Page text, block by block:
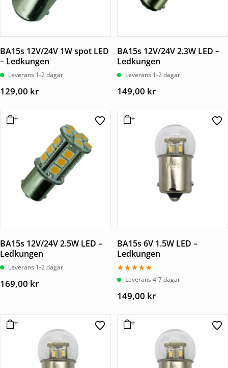
BA15s 12V/24V 1W spot LED
– Ledkungen
Leverans 1-2 dagar
129,00 kr
BA15s 12V/24V 2.3W LED –
Ledkungen
Leverans 1-2 dagar
149,00 kr
BA15s 12V/24V 2.5W LED –
Ledkungen
Leverans 1-2 dagar
169,00 kr
BA15s 6V 1.5W LED –
Ledkungen
Betygsatt
5.00Leverans 4-7 dagar
149,00 kr